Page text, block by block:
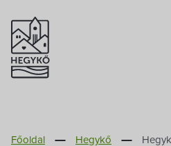
Főoldal Hegykő